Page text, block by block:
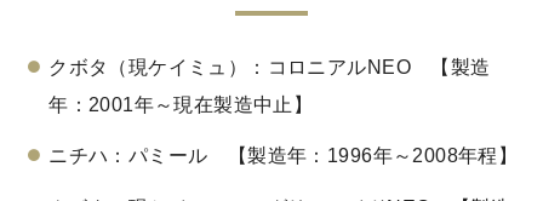
クボタ（現ケイミュ）：コロニアルNEO 【製造
年：2001年～現在製造中止】
ニチハ：パミール 【製造年：1996年～2008年程】